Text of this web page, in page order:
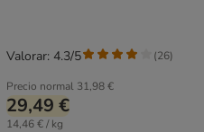
Precio normal 31,98 €
29,49 €
14,46 € / kg
Valorar: 4.3/5 (26)